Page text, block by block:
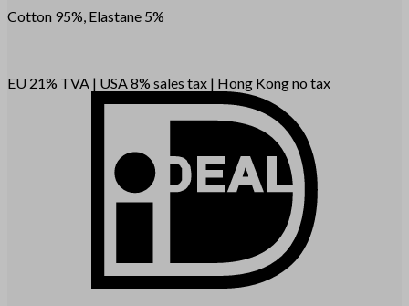
Cotton 95%, Elastane 5%
EU 21% TVA | USA 8% sales tax | Hong Kong no tax